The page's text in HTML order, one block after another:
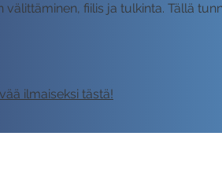
fiilis ja tulkinta. Tällä
ilmaiseksi tästä!